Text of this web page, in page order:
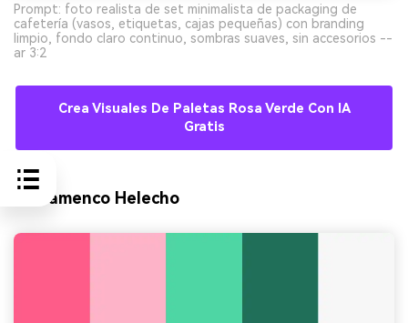
Prompt: foto realista de set minimalista de packaging de
cafetería (vasos, etiquetas, cajas pequeñas) con branding
limpio, fondo claro continuo, sombras suaves, sin accesorios --
ar 3:2
Crea Visuales De Paletas Rosa Verde Con IA
Gratis
9) Flamenco Helecho